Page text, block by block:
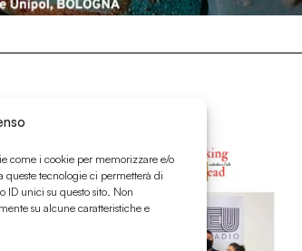
come i cookie per memorizzare e/o
queste tecnologie ci permetterà di
ID unici su questo sito. Non
su alcune caratteristiche e